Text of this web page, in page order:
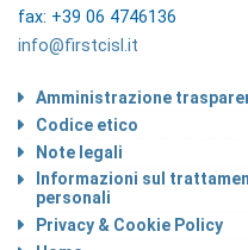
fax: +39 06 4746136
info@firstcisl.it
Amministrazione
Codice etico
Note legali
Informazioni sul
personali
Privacy & Cookie Policy